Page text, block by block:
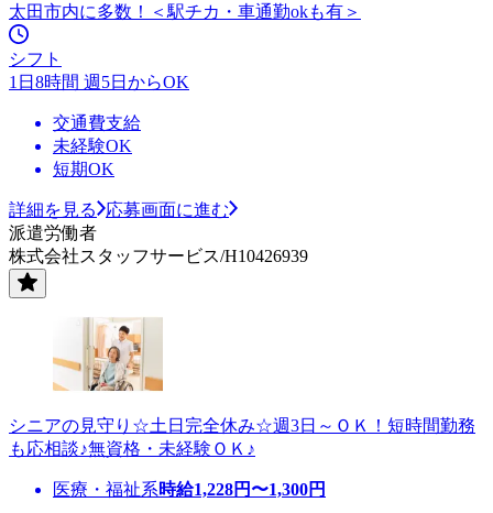
太田市内に多数！＜駅チカ・車通勤okも有＞
シフト
1日8時間 週5日からOK
交通費支給
未経験OK
短期OK
詳細を見る
応募画面に進む
派遣労働者
株式会社スタッフサービス/H10426939
シニアの見守り☆土日完全休み☆週3日～ＯＫ！短時間勤務
も応相談♪無資格・未経験ＯＫ♪
医療・福祉系時給1,228円〜1,300円